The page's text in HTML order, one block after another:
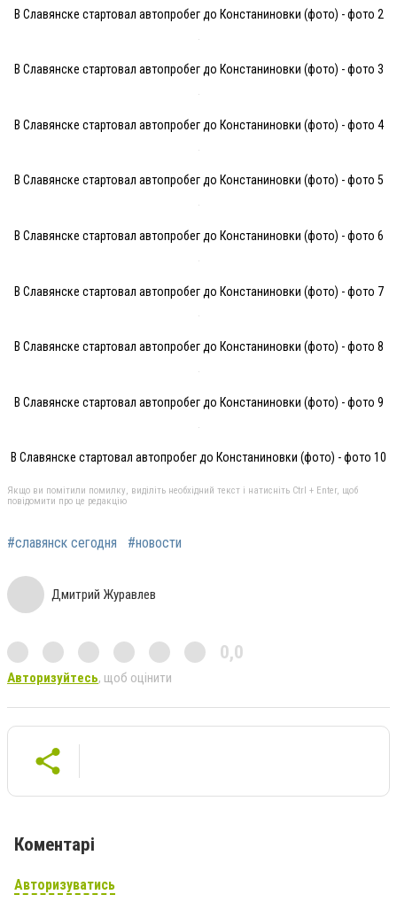
В Славянске стартовал автопробег до Констаниновки (фото) - фото 2
В Славянске стартовал автопробег до Констаниновки (фото) - фото 3
В Славянске стартовал автопробег до Констаниновки (фото) - фото 4
В Славянске стартовал автопробег до Констаниновки (фото) - фото 5
В Славянске стартовал автопробег до Констаниновки (фото) - фото 6
В Славянске стартовал автопробег до Констаниновки (фото) - фото 7
В Славянске стартовал автопробег до Констаниновки (фото) - фото 8
В Славянске стартовал автопробег до Констаниновки (фото) - фото 9
В Славянске стартовал автопробег до Констаниновки (фото) - фото 10
Якщо ви помітили помилку, виділіть необхідний текст і натисніть Ctrl + Enter, щоб
повідомити про це редакцію
#славянск сегодня #новости
Дмитрий Журавлев
0,0
Авторизуйтесь, щоб оцінити
Коментарі
Авторизуватись